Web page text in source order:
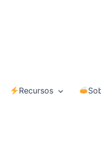
Recursos